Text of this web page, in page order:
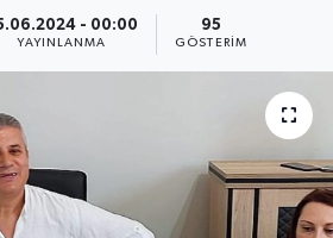
- 00:00
YAYINLANMA
95
GÖSTERIM